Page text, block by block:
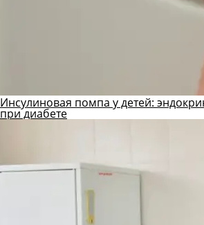
Инсулиновая помпа у детей:
при диабете